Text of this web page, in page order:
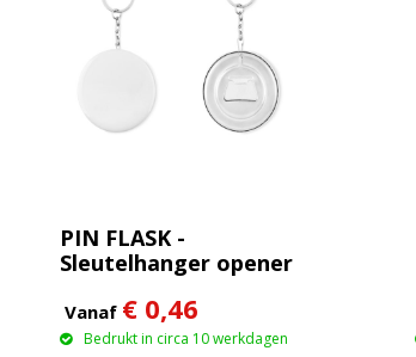
PIN FLASK -
Sleutelhanger opener
Vanaf € 0,46
Bedrukt in circa 10 werkdagen